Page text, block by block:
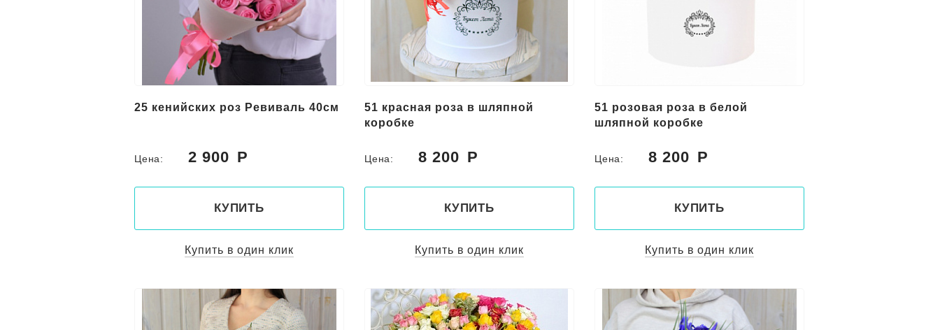
25 кенийских роз Ревиваль 40см
Цена: 2 900
КУПИТЬ
Купить в один клик
51 красная роза в шляпной
коробке
Цена: 8 200
КУПИТЬ
Купить в один клик
51 розовая роза в белой
шляпной коробке
Цена: 8 200
КУПИТЬ
Купить в один клик